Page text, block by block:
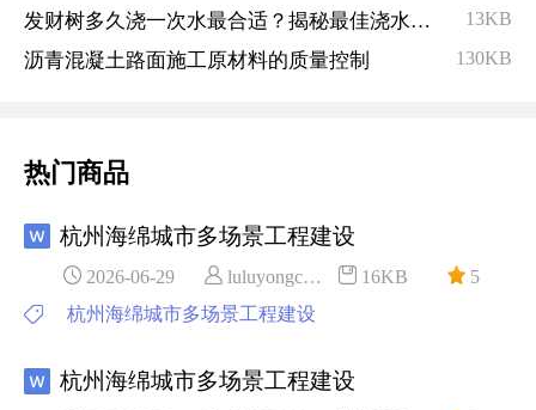
发财树多久浇一次水最合适？揭秘最佳浇水周期，你做对了吗 13KB
沥青混凝土路面施工原材料的质量控制 130KB
热门商品
杭州海绵城市多场景工程建设
2026-06-29 luluyongc*** 16KB
5
杭州海绵城市多场景工程建设
杭州海绵城市多场景工程建设